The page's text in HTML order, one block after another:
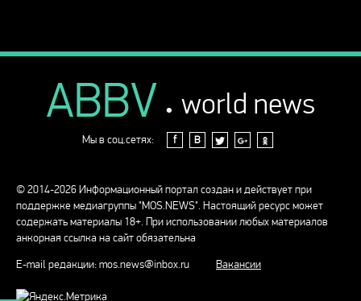
ABBV . world news
Мы в соц.сетях: f В
© 2014-2026 Информационный портал создан и действует при
поддержке медиагруппы "MOS.NEWS". Настоящий ресурс может
содержать материалы 18+. При использовании любых материалов
анкорная ссылка на сайт обязательна
E-mail редакции:mos.news@inbox.ru Вакансии